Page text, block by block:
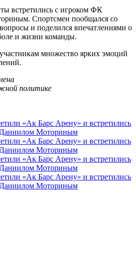
встретились с игроком ФК
Спортсмен пообщался со
и поделился впечатлениями о
и жизни команды.
множество ярких эмоций
политике